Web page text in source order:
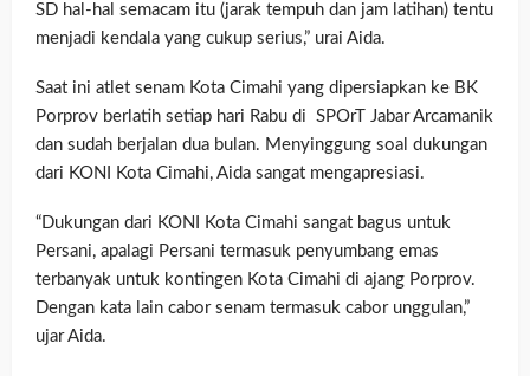
SD hal-hal semacam itu (jarak tempuh dan jam latihan) tentu
menjadi kendala yang cukup serius,” urai Aida.
Saat ini atlet senam Kota Cimahi yang dipersiapkan ke BK
Porprov berlatih setiap hari Rabu di SPOrT Jabar Arcamanik
dan sudah berjalan dua bulan. Menyinggung soal dukungan
dari KONI Kota Cimahi, Aida sangat mengapresiasi.
“Dukungan dari KONI Kota Cimahi sangat bagus untuk
Persani, apalagi Persani termasuk penyumbang emas
terbanyak untuk kontingen Kota Cimahi di ajang Porprov.
Dengan kata lain cabor senam termasuk cabor unggulan,”
ujar Aida.